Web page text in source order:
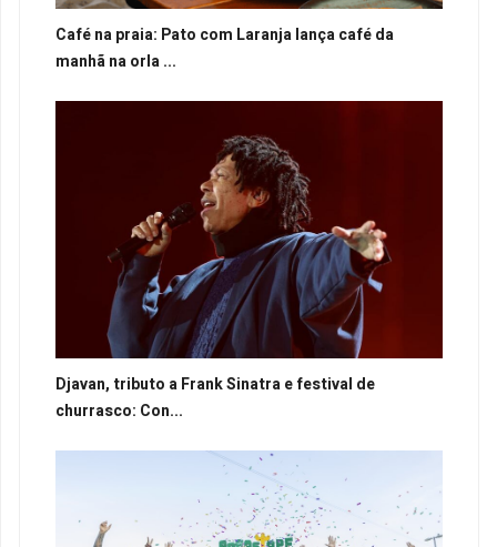
Café na praia: Pato com Laranja lança café da
manhã na orla ...
Djavan, tributo a Frank Sinatra e festival de
churrasco: Con...